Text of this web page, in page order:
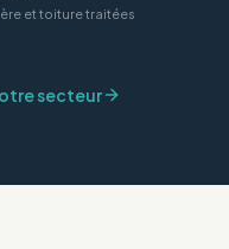
et toiture traitées
secteur